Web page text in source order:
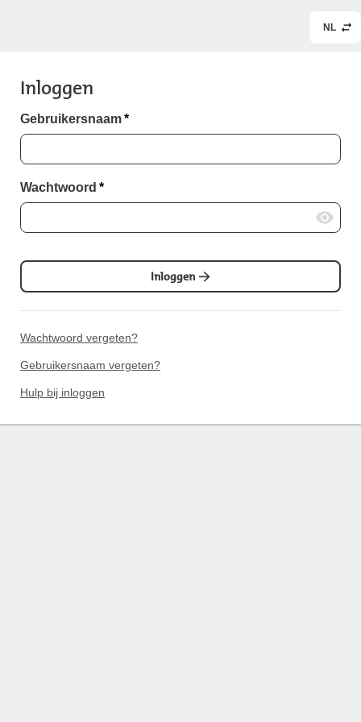
NL
Inloggen
Gebruikersnaam*
Wachtwoord *
Inloggen
Wachtwoord vergeten?
Gebruikersnaam vergeten?
Hulp bij inloggen